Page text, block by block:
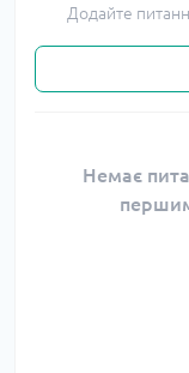
Додайте
Немає